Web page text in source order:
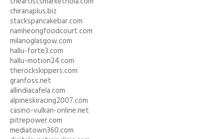
chiranaplus.biz
stackspancakebar.com
namheongfoodcourt.com
milanoglasgow.com
hallu-forte3.com
hallu-motion24.com
therockskippers.com
granfoss.net
allindiacafela.com
alpineskiracing2007.com
casino-vulkan-online.net
pitrepower.com
mediatown360.com